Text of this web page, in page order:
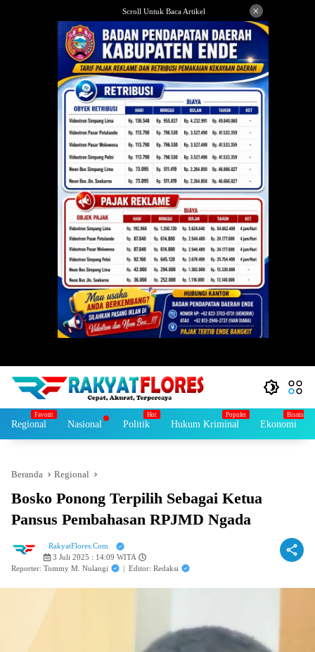
Scroll Untuk Baca Artikel ×
Regional Nasional Politik Hukum Kriminal Ekonomi
Beranda Regional
Bosko Ponong Terpilih Sebagai Ketua
Pansus Pembahasan RPJMD Ngada
RakyatFlores.Com
3 Juli 2025 : 14:09 WITA
Reporter: Tommy M. Nulangi
| Editor: Redaksi